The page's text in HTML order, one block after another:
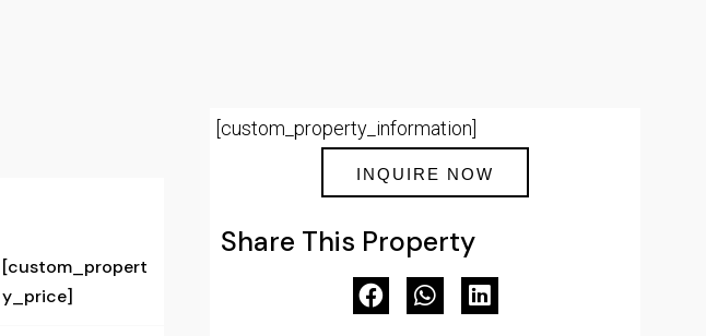
[custom_propert
y_price]
[custom_property_information]
INQUIRE NOW
Share This Property